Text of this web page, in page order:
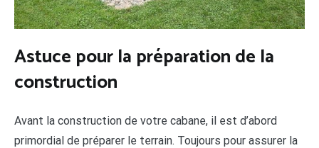
Astuce pour la préparation de la
construction
Avant la construction de votre cabane, il est d’abord
primordial de préparer le terrain. Toujours pour assurer la